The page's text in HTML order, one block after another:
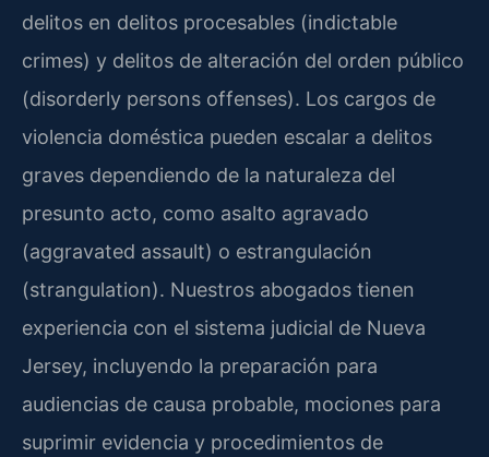
delitos en delitos procesables (indictable
crimes) y delitos de alteración del orden público
(disorderly persons offenses). Los cargos de
violencia doméstica pueden escalar a delitos
graves dependiendo de la naturaleza del
presunto acto, como asalto agravado
(aggravated assault) o estrangulación
(strangulation). Nuestros abogados tienen
experiencia con el sistema judicial de Nueva
Jersey, incluyendo la preparación para
audiencias de causa probable, mociones para
suprimir evidencia y procedimientos de